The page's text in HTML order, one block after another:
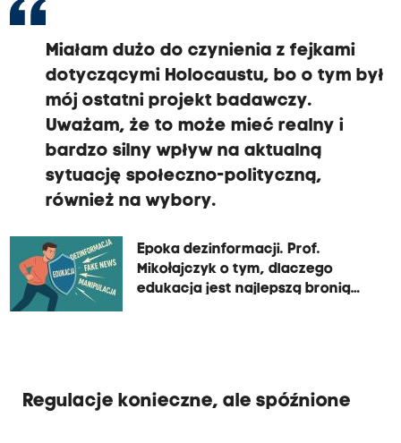
Miałam dużo do czynienia z fejkami
dotyczącymi Holocaustu, bo o tym był
mój ostatni projekt badawczy.
Uważam, że to może mieć realny i
bardzo silny wpływ na aktualną
sytuację społeczno-polityczną,
również na wybory.
Epoka dezinformacji. Prof.
Mikołajczyk o tym, dlaczego
edukacja jest najlepszą bronią
Regulacje konieczne, ale spóźnione